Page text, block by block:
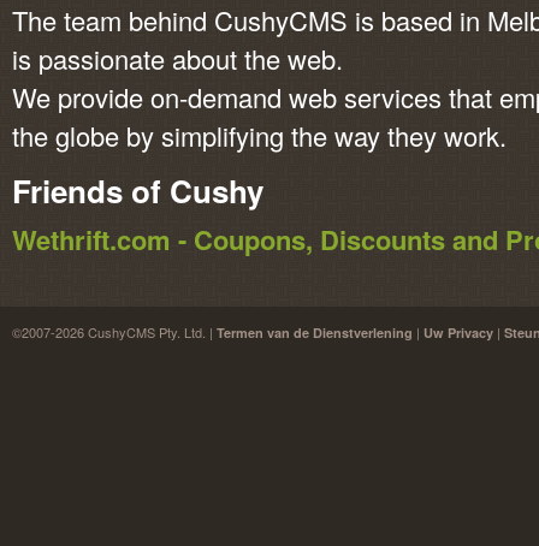
The team behind CushyCMS is based in
is passionate about the web.
We provide on-demand web services that
the globe by simplifying the way they work.
Friends of Cushy
Wethrift.com - Coupons, Discounts and
©2007-2026 CushyCMS Pty. Ltd. | Termen van de Dienstverlening | Uw Privacy |